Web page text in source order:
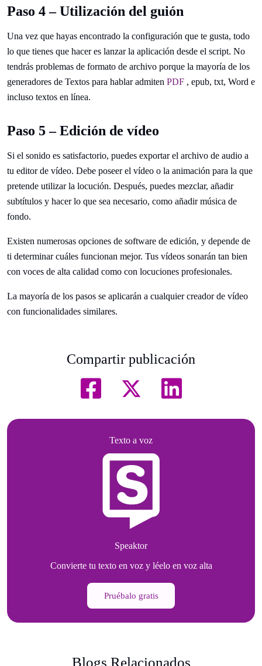
Paso 4 – Utilización del guión
Una vez que hayas encontrado la configuración que te gusta, todo
lo que tienes que hacer es lanzar la aplicación desde el script. No
tendrás problemas de formato de archivo porque la mayoría de los
generadores de Textos para hablar admiten PDF , epub, txt, Word e
incluso textos en línea.
Paso 5 – Edición de vídeo
Si el sonido es satisfactorio, puedes exportar el archivo de audio a
tu editor de vídeo. Debe poseer el vídeo o la animación para la que
pretende utilizar la locución. Después, puedes mezclar, añadir
subtítulos y hacer lo que sea necesario, como añadir música de
fondo.
Existen numerosas opciones de software de edición, y depende de
ti determinar cuáles funcionan mejor. Tus vídeos sonarán tan bien
con voces de alta calidad como con locuciones profesionales.
La mayoría de los pasos se aplicarán a cualquier creador de vídeo
con funcionalidades similares.
Compartir publicación
Texto a voz
Speaktor
Convierte tu texto en voz y léelo en voz alta
Pruébalo gratis
Blogs Relacionados